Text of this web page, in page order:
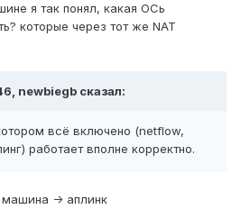
я так понял, какая ОСь
которые через тот же NAT
newbiegb сказал:
всё включено (netflow,
работает вполне корректно.
-> аплинк